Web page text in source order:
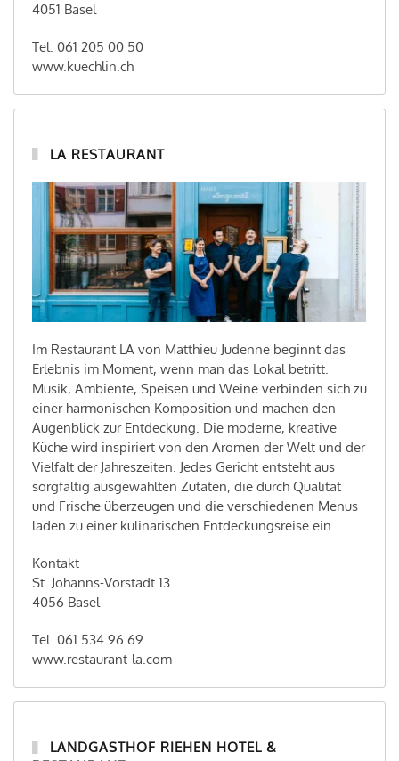
4051 Basel
Tel. 061 205 00 50
www.kuechlin.ch
LA RESTAURANT
Im Restaurant LA von Matthieu Judenne beginnt das
Erlebnis im Moment, wenn man das Lokal betritt.
Musik, Ambiente, Speisen und Weine verbinden sich zu
einer harmonischen Komposition und machen den
Augenblick zur Entdeckung. Die moderne, kreative
Küche wird inspiriert von den Aromen der Welt und der
Vielfalt der Jahreszeiten. Jedes Gericht entsteht aus
sorgfältig ausgewählten Zutaten, die durch Qualität
und Frische überzeugen und die verschiedenen Menus
laden zu einer kulinarischen Entdeckungsreise ein.
Kontakt
St. Johanns-Vorstadt 13
4056 Basel
Tel. 061 534 96 69
www.restaurant-la.com
LANDGASTHOF RIEHEN HOTEL &